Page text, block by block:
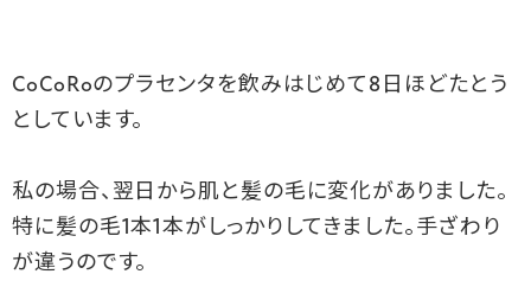
CoCoRoのプラセンタを飲みはじめて8日ほどたとう
としています。
私の場合、翌日から肌と髪の毛に変化がありました。
特に髪の毛1本1本がしっかりしてきました。手ざわり
が違うのです。